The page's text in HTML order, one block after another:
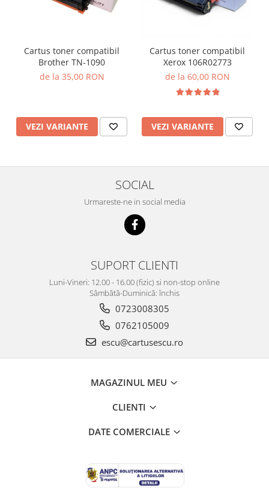
Cartus toner compatibil
Brother TN-1090
de la 35,00 RON
VEZI VARIANTE
Cartus toner compatibil
Xerox 106R02773
de la 60,00 RON
VEZI VARIANTE
SOCIAL
Urmareste-ne in social media
SUPORT CLIENTI
Luni-Vineri: 12.00 - 16.00 (fizic) si non-stop online
Sâmbătă-Duminică: închis
0723008305
0762105009
escu@cartusescu.ro
MAGAZINUL MEU
CLIENTI
DATE COMERCIALE